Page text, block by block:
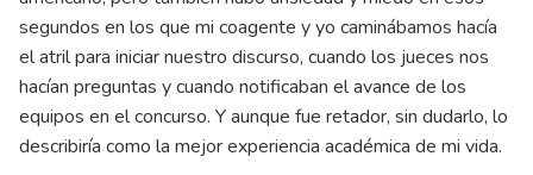
segundos en los que mi coagente y yo caminábamos hacía
el atril para iniciar nuestro discurso, cuando los jueces nos
hacían preguntas y cuando notificaban el avance de los
equipos en el concurso. Y aunque fue retador, sin dudarlo, lo
describiría como la mejor experiencia académica de mi vida.